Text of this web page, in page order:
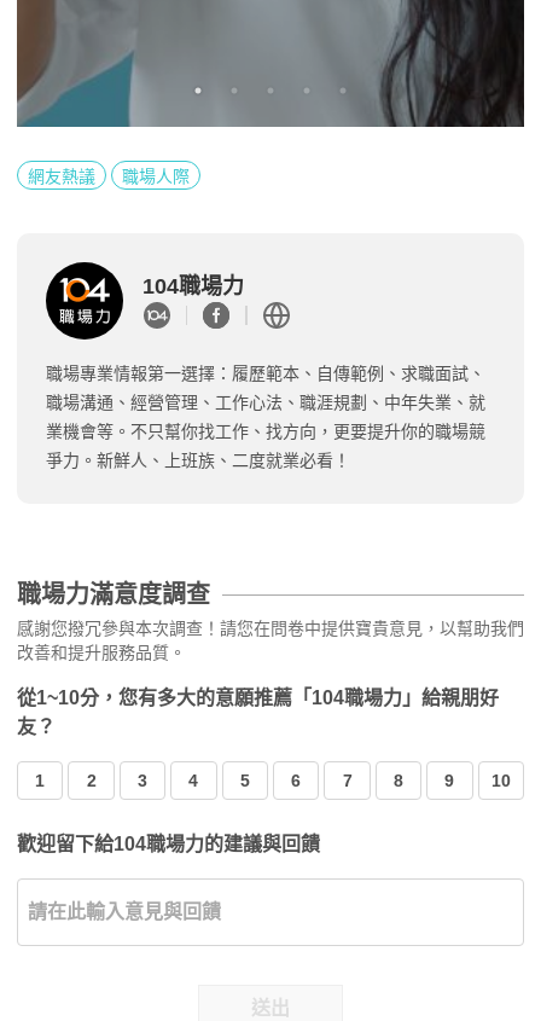
網友熱議 職場人際
104職場力
職場專業情報第一選擇：履歷範本、自傳範例、求職面試、
職場溝通、經營管理、工作心法、職涯規劃、中年失業、就
業機會等。不只幫你找工作、找方向，更要提升你的職場競
爭力。新鮮人、上班族、二度就業必看！
職場力滿意度調查
感謝您撥冗參與本次調查！請您在問卷中提供寶貴意見，以幫助我們
改善和提升服務品質。
從1~10分，您有多大的意願推薦「104職場力」給親朋好
友？
1 2 3 4 5 6 7 8 9 10
歡迎留下給104職場力的建議與回饋
送出